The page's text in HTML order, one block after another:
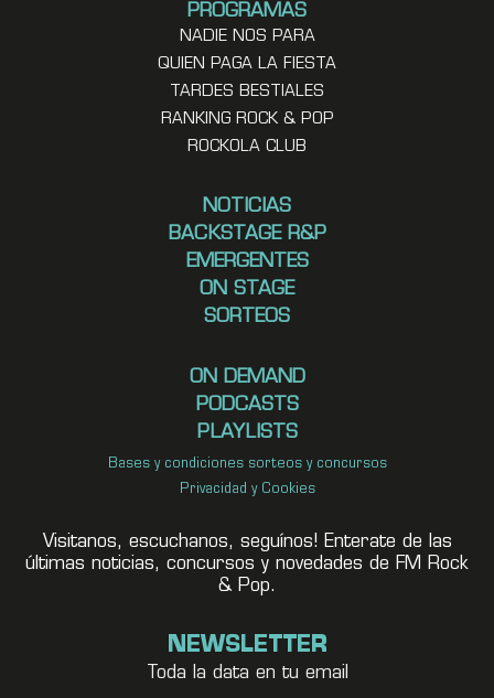
PROGRAMAS
NADIE NOS PARA
QUIEN PAGA LA FIESTA
TARDES BESTIALES
RANKING ROCK & POP
ROCKOLA CLUB
NOTICIAS
BACKSTAGE R&P
EMERGENTES
ON STAGE
SORTEOS
ON DEMAND
PODCASTS
PLAYLISTS
Bases y condiciones sorteos y concursos
Privacidad y Cookies
Visitanos, escuchanos, seguínos! Enterate de las
últimas noticias, concursos y novedades de FM Rock
& Pop.
NEWSLETTER
Toda la data en tu email